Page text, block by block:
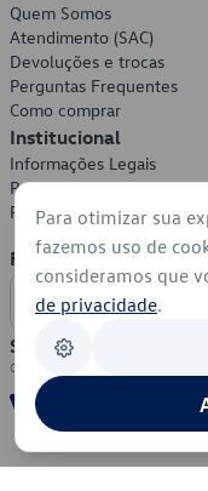
Quem Somos
Atendimento (SAC)
Devoluções e trocas
Perguntas Frequentes
Como comprar
Institucional
Informações Legais
Política de Privacidade
Política de Cookies
Formas de Pagamento
Segurança
Para otimizar sua
fazemos uso de
consideramos que
de privacidade.